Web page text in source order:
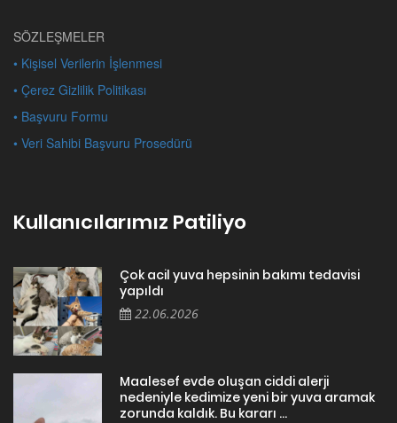
SÖZLEŞMELER
• Kişisel Verilerin İşlenmesi
• Çerez Gizlilik Politikası
• Başvuru Formu
• Veri Sahibi Başvuru Prosedürü
Kullanıcılarımız Patiliyo
Çok acil yuva hepsinin bakımı tedavisi
yapıldı
22.06.2026
Maalesef evde oluşan ciddi alerji
nedeniyle kedimize yeni bir yuva aramak
zorunda kaldık. Bu kararı ...